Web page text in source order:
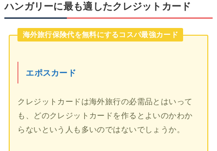
ハンガリーに最も適したクレジットカード
海外旅行保険代を無料にするコスパ最強カード
エポスカード
クレジットカードは海外旅行の必需品とはいって
も、どのクレジットカードを作るとよいのかわか
らないという人も多いのではないでしょうか。